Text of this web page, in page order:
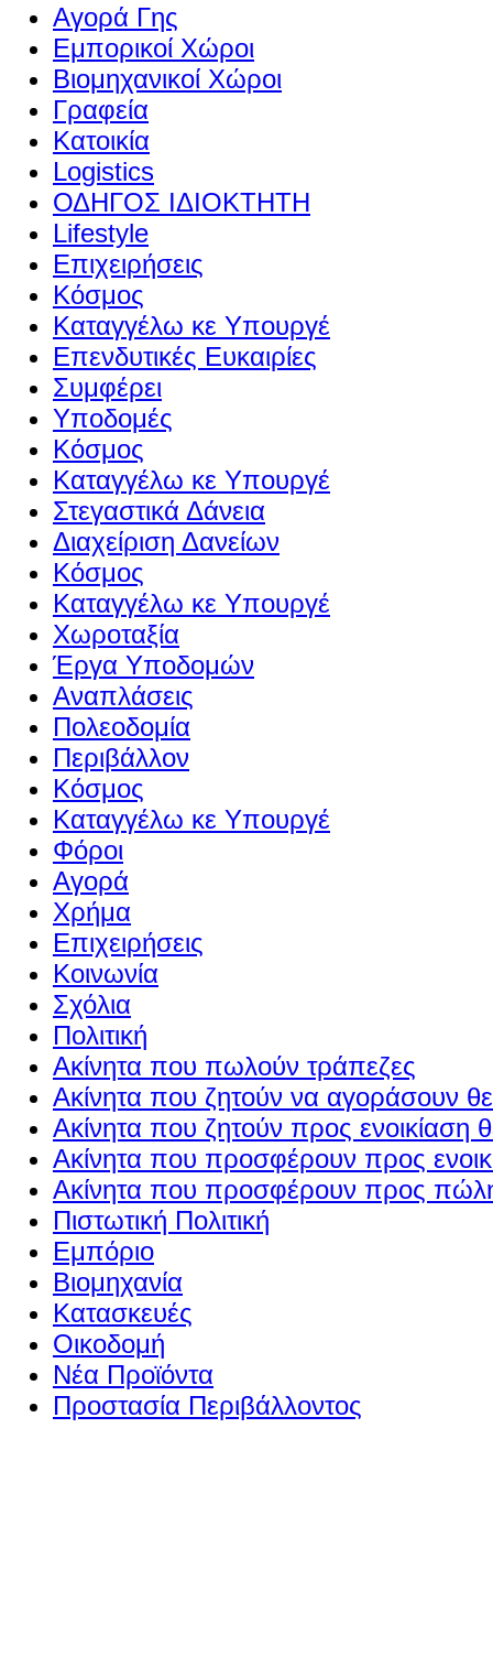
Αγορά Γης
Εμπορικοί Χώροι
Βιομηχανικοί Χώροι
Γραφεία
Κατοικία
Logistics
ΟΔΗΓΟΣ ΙΔΙΟΚΤΗΤΗ
Lifestyle
Επιχειρήσεις
Κόσμος
Καταγγέλω κε Υπουργέ
Επενδυτικές Ευκαιρίες
Συμφέρει
Υποδομές
Κόσμος
Καταγγέλω κε Υπουργέ
Στεγαστικά Δάνεια
Διαχείριση Δανείων
Κόσμος
Καταγγέλω κε Υπουργέ
Χωροταξία
Έργα Υποδομών
Αναπλάσεις
Πολεοδομία
Περιβάλλον
Κόσμος
Καταγγέλω κε Υπουργέ
Φόροι
Αγορά
Χρήμα
Επιχειρήσεις
Κοινωνία
Σχόλια
Πολιτική
Ακίνητα που πωλούν τράπεζες
Ακίνητα που ζητούν να αγοράσουν
Ακίνητα που ζητούν προς ενοικίαση
Ακίνητα που προσφέρουν προς
Ακίνητα που προσφέρουν προς
Πιστωτική Πολιτική
Εμπόριο
Βιομηχανία
Κατασκευές
Οικοδομή
Νέα Προϊόντα
Προστασία Περιβάλλοντος